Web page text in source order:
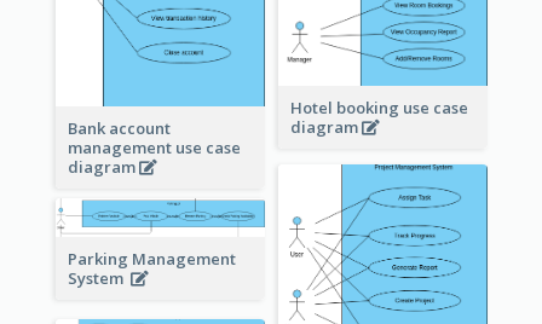
Hotel booking use case
diagram
Bank account
management use case
diagram
Parking Management
System